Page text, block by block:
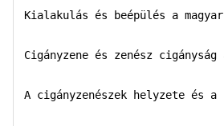
Kialakulás és beépülés a
Cigányzene és zenész
A cigányzenészek helyzete és